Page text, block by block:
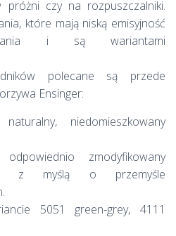
czy na rozpuszczalniki.
które mają niską emisyjność
i są wariantami
polecane są przede
Ensinger:
niedomieszkowany
zmodyfikowany
z myślą o przemyśle
5051 green-grey, 4111